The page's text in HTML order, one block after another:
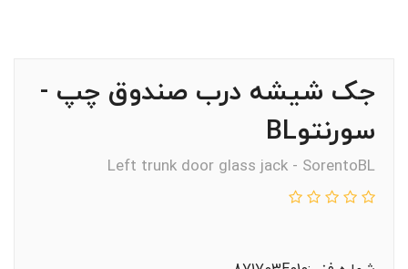
جک شیشه درب صندوق چپ -
سورنتوBL
Left trunk door glass jack - SorentoBL